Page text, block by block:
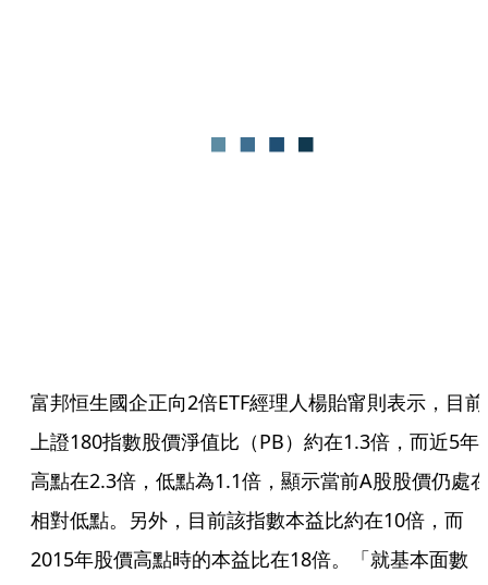
富邦恒生國企正向2倍ETF經理人楊貽甯則表示，目前
上證180指數股價淨值比（PB）約在1.3倍，而近5年
高點在2.3倍，低點為1.1倍，顯示當前A股股價仍處
相對低點。另外，目前該指數本益比約在10倍，而
2015年股價高點時的本益比在18倍。「就基本面數